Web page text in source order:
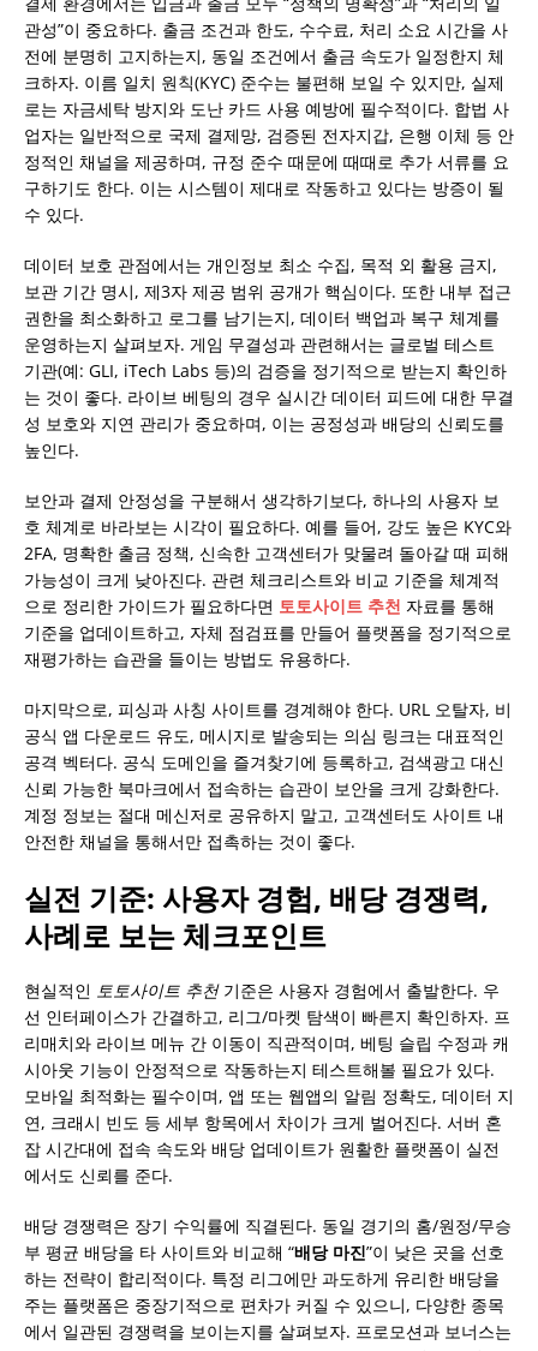
관성”이 중요하다. 출금 조건과 한도, 수수료, 처리 소요 시간을 사
전에 분명히 고지하는지, 동일 조건에서 출금 속도가 일정한지 체
크하자. 이름 일치 원칙(KYC) 준수는 불편해 보일 수 있지만, 실제
로는 자금세탁 방지와 도난 카드 사용 예방에 필수적이다. 합법 사
업자는 일반적으로 국제 결제망, 검증된 전자지갑, 은행 이체 등 안
정적인 채널을 제공하며, 규정 준수 때문에 때때로 추가 서류를 요
구하기도 한다. 이는 시스템이 제대로 작동하고 있다는 방증이 될
수 있다.
데이터 보호 관점에서는 개인정보 최소 수집, 목적 외 활용 금지,
보관 기간 명시, 제3자 제공 범위 공개가 핵심이다. 또한 내부 접근
권한을 최소화하고 로그를 남기는지, 데이터 백업과 복구 체계를
운영하는지 살펴보자. 게임 무결성과 관련해서는 글로벌 테스트
기관(예: GLI, iTech Labs 등)의 검증을 정기적으로 받는지 확인하
는 것이 좋다. 라이브 베팅의 경우 실시간 데이터 피드에 대한 무결
성 보호와 지연 관리가 중요하며, 이는 공정성과 배당의 신뢰도를
높인다.
보안과 결제 안정성을 구분해서 생각하기보다, 하나의 사용자 보
호 체계로 바라보는 시각이 필요하다. 예를 들어, 강도 높은 KYC와
2FA, 명확한 출금 정책, 신속한 고객센터가 맞물려 돌아갈 때 피해
가능성이 크게 낮아진다. 관련 체크리스트와 비교 기준을 체계적
으로 정리한 가이드가 필요하다면 토토사이트 추천 자료를 통해
기준을 업데이트하고, 자체 점검표를 만들어 플랫폼을 정기적으로
재평가하는 습관을 들이는 방법도 유용하다.
마지막으로, 피싱과 사칭 사이트를 경계해야 한다. URL 오탈자, 비
공식 앱 다운로드 유도, 메시지로 발송되는 의심 링크는 대표적인
공격 벡터다. 공식 도메인을 즐겨찾기에 등록하고, 검색광고 대신
신뢰 가능한 북마크에서 접속하는 습관이 보안을 크게 강화한다.
계정 정보는 절대 메신저로 공유하지 말고, 고객센터도 사이트 내
안전한 채널을 통해서만 접촉하는 것이 좋다.
실전 기준: 사용자 경험, 배당 경쟁력,
사례로 보는 체크포인트
현실적인 토토사이트 추천기준은 사용자 경험에서 출발한다. 우
선 인터페이스가 간결하고, 리그/마켓 탐색이 빠른지 확인하자. 프
리매치와 라이브 메뉴 간 이동이 직관적이며, 베팅 슬립 수정과 캐
시아웃 기능이 안정적으로 작동하는지 테스트해볼 필요가 있다.
모바일 최적화는 필수이며, 앱 또는 웹앱의 알림 정확도, 데이터 지
연, 크래시 빈도 등 세부 항목에서 차이가 크게 벌어진다. 서버 혼
잡 시간대에 접속 속도와 배당 업데이트가 원활한 플랫폼이 실전
에서도 신뢰를 준다.
배당 경쟁력은 장기 수익률에 직결된다. 동일 경기의 홈/원정/무승
부 평균 배당을 타 사이트와 비교해 “배당 마진”이 낮은 곳을 선호
하는 전략이 합리적이다. 특정 리그에만 과도하게 유리한 배당을
주는 플랫폼은 중장기적으로 편차가 커질 수 있으니, 다양한 종목
에서 일관된 경쟁력을 보이는지를 살펴보자. 프로모션과 보너스는